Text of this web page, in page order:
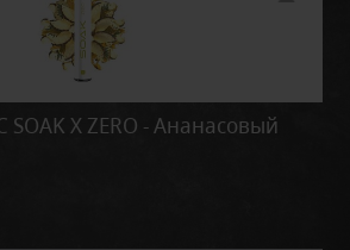
X ZERO - Ананасовый